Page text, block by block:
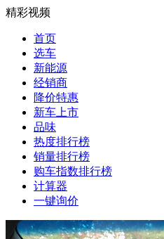
精彩视频
首页
选车
新能源
经销商
降价特惠
新车上市
品味
热度排行榜
销量排行榜
购车指数排行榜
计算器
一键询价